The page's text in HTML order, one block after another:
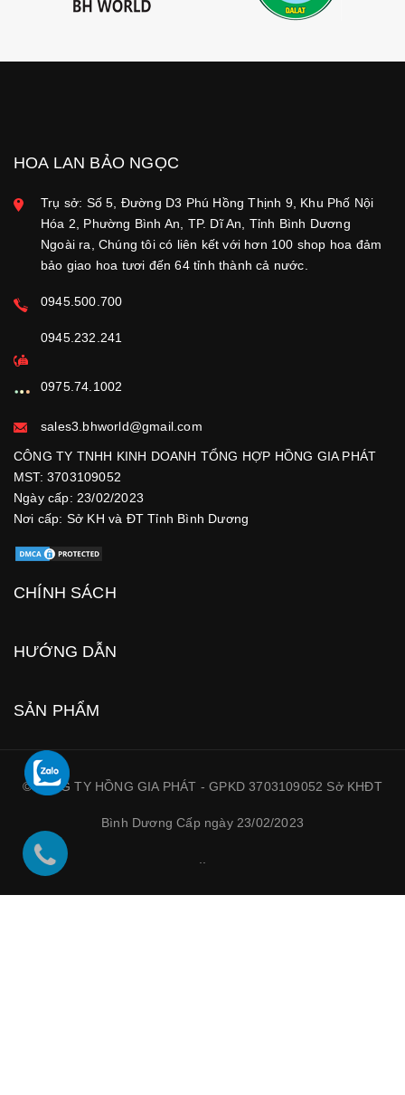
HOA LAN BẢO NGỌC
Trụ sở: Số 5, Đường D3 Phú Hồng Thịnh 9, Khu Phố Nội
Hóa 2, Phường Bình An, TP. Dĩ An, Tỉnh Bình Dương
Ngoài ra, Chúng tôi có liên kết với hơn 100 shop hoa đảm
bảo giao hoa tươi đến 64 tỉnh thành cả nước.
0945.500.700
0945.232.241
0975.74.1002
sales3.bhworld@gmail.com
CÔNG TY TNHH KINH DOANH TỔNG HỢP HỒNG GIA PHÁT
MST: 3703109052
Ngày cấp: 23/02/2023
Nơi cấp: Sở KH và ĐT Tỉnh Bình Dương
CHÍNH SÁCH
HƯỚNG DẪN
SẢN PHẨM
©CÔNG TY HỒNG GIA PHÁT - GPKD 3703109052 Sở KHĐT
Bình Dương Cấp ngày 23/02/2023